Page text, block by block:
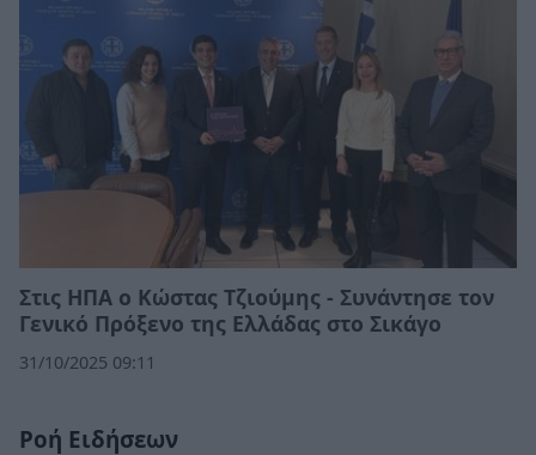
Στις ΗΠΑ ο Κώστας Τζιούμης - Συνάντησε τον
Γενικό Πρόξενο της Ελλάδας στο Σικάγο
31/10/2025 09:11
Ροή Ειδήσεων